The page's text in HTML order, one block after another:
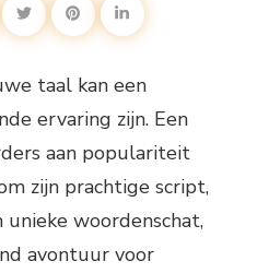
taal kan een
ervaring zijn. Een
aan populariteit
zijn prachtige script,
woordenschat,
avontuur voor